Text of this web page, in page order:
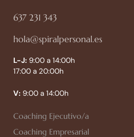
637 231 343
hola@spiralpersonal.es
L-J: 9:00 a 14:00h
17:00 a 20:00h
V: 9:00 a 14:00h
Coaching Ejecutivo/a
Coaching Empresarial